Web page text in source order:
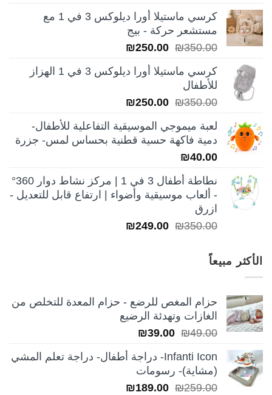
هو:
₪250.00.
هو:
كرسي ماستيلا أورا ديلوكس 3 في 1 مع
مستشعر حركة - بيج
₪350.00
السعر
هو:
₪250.00
هو:
كرسي ماستيلا أورا ديلوكس 3 في 1 الهزاز
للأطفال
₪350.00
السعر
هو:
₪350.00.
₪250.00
هو:
₪250.00.
لعبة ميموجي الموسيقية التفاعلية للأطفال-
دمية فاكهة حسية قطنية بحساس لمس- جزرة
₪40.00
نطاطة أطفال 3 في 1 | مركز نشاط دوار 360°
- ألعاب موسيقية وأضواء | ارتفاع قابل للتعديل -
ازرق
₪350.00
السعر ₪249.00
الأكثر مبيعاً
حزام المغص للرضع - حزام المعدة للتخلص من
الغازات وتهدئة الرضيع
₪49.00
السعر
هو:
₪49.00.
₪39.00
هو:
₪39.00.
Infanti Icon- دراجة أطفال- دراجة تعلم المشي
(مشاية)- رسومات
₪259.00
السعر ₪189.00